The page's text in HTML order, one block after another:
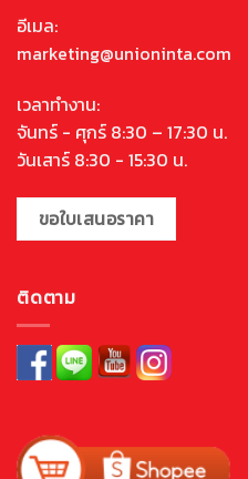
อีเมล:
marketing@unioninta.com
เวลาทำงาน:
จันทร์ - ศุกร์ 8:30 – 17:30 น.
วันเสาร์ 8:30 - 15:30 น.
ขอใบเสนอราคา
ติดตาม